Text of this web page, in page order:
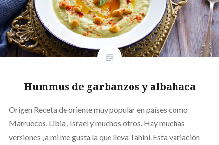
Hummus de garbanzos y albahaca
Origen Receta de oriente muy popular en países como
Marruecos, Libia , Israel y muchos otros. Hay muchas
versiones , a mi me gusta la que lleva Tahini. Esta variación